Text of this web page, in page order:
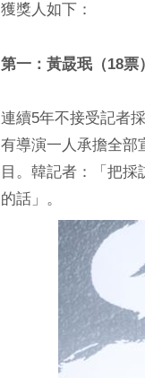
獲獎人如下：
第一：黃晸珉（18票）
連續5年不接受記者
有導演一人承擔全部
目。韓記者：「把
的話」。